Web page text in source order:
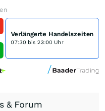
Verlängerte Handelszeiten
07:30 bis 23:00 Uhr
& Forum